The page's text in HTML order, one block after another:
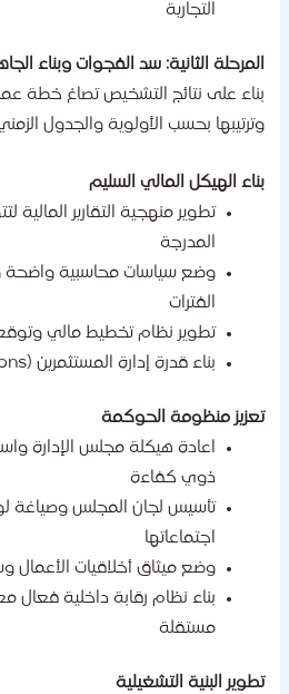
التجارية
الثانية: سد الفجوات وبناء الجاهزية
على نتائج التشخيص تصاغ خطة عمل
بحسب الأولوية والجدول الزمني:
الهيكل المالي السليم
تطوير منهجية التقارير المالية
المدرجة
وضع سياسات محاسبية واضحة
الفترات
تطوير نظام تخطيط مالي وتوقعات
بناء قدرة إدارة المستثمرين (Investor Relations) داخليا
منظومة الحوكمة
اعادة هيكلة مجلس الإدارة
ذوي كفاءة
تأسيس لجان المجلس وصياغة
اجتماعاتها
وضع ميثاق أخلاقيات الأعمال
بناء نظام رقابة داخلية فعال مع
مستقلة
البنية التشغيلية